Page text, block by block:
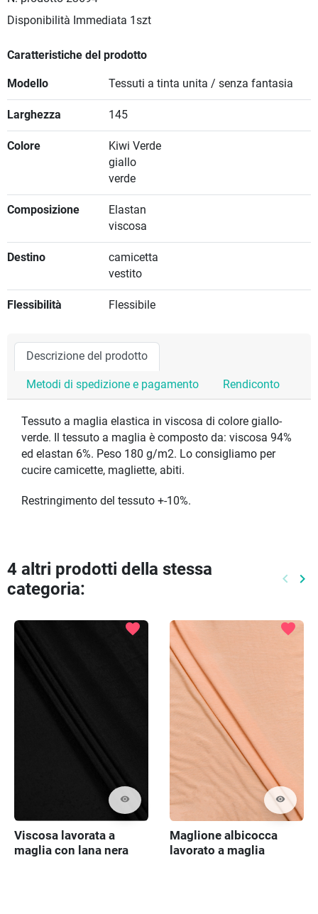
Disponibilità Immediata 1szt
Caratteristiche del prodotto
Modello Tessuti a tinta unita / senza fantasia
Larghezza 145
Colore
Kiwi Verde
giallo
verde
Composizione
Elastan
viscosa
Destino
camicetta
vestito
Flessibilità Flessibile
Descrizione del prodotto
Metodi di spedizione e pagamento Rendiconto
Tessuto a maglia elastica in viscosa di colore giallo-
verde. Il tessuto a maglia è composto da: viscosa 94%
ed elastan 6%. Peso 180 g/m2. Lo consigliamo per
cucire camicette, magliette, abiti.
Restringimento del tessuto +-10%.
4 altri prodotti della stessa
categoria:
keyboard_arrow_left keyboard_arrow_right
visibility
favorite
Viscosa lavorata a
maglia con lana nera
visibility
favorite
Maglione albicocca
lavorato a maglia